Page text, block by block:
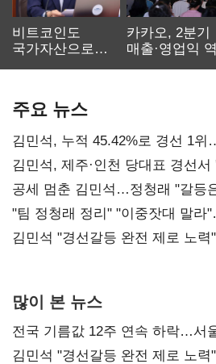
비트코인도
국가자산으로…'
카카오, 2분기
매출·영업익
주요 뉴스
김민석, 누적 45.42%로 경선 1
0.86%p(2보)
김민석, 제주·인천 당대표 경선서
공세 멈춘 김민석…정청래 "갈등
"팀 정청래 정리" "이중잣대 말라
다툼 격화
김민석 "경선갈등 완전 제로 노
많이 본 뉴스
전국 기름값 12주 연속 하락…서
김민석 "경선갈등 완전 제로 노